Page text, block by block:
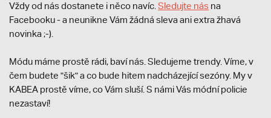
Vždy od nás dostanete i něco navíc. Sledujte nás na
Facebooku - a neunikne Vám žádná sleva ani extra žhavá
novinka ;-).
Módu máme prostě rádi, baví nás. Sledujeme trendy. Víme, v
čem budete "šik" a co bude hitem nadcházející sezóny. My v
KABEA prostě víme, co Vám sluší. S námi Vás módní policie
nezastaví!